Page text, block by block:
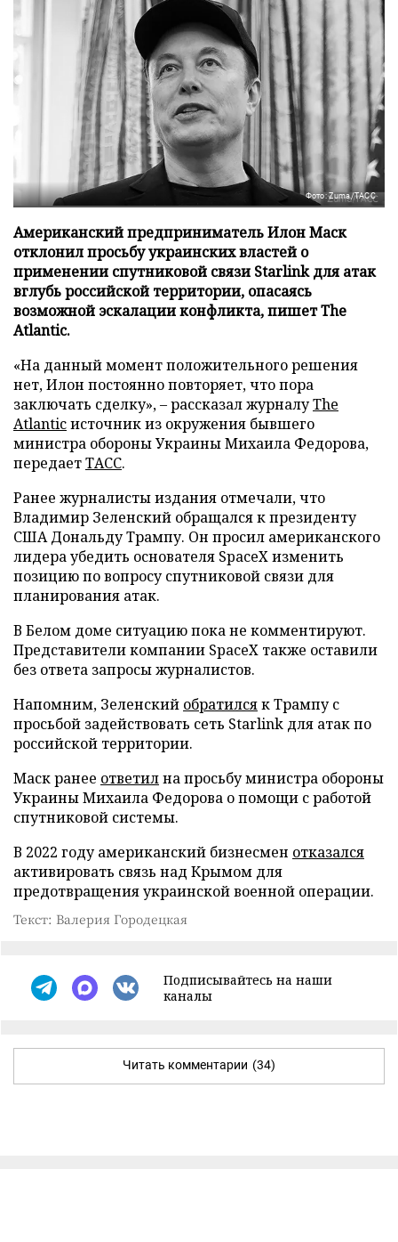
Фото: Zuma/ТАСС
Американский предприниматель Илон Маск
отклонил просьбу украинских властей о
применении спутниковой связи Starlink для атак
вглубь российской территории, опасаясь
возможной эскалации конфликта, пишет The
Atlantic.
«На данный момент положительного решения
нет, Илон постоянно повторяет, что пора
заключать сделку», – рассказал журналуThe
Atlanticисточник из окружения бывшего
министра обороны Украины Михаила Федорова,
передаетТАСС.
Ранее журналисты издания отмечали, что
Владимир Зеленский обращался к президенту
США Дональду Трампу. Он просил американского
лидера убедить основателя SpaceX изменить
позицию по вопросу спутниковой связи для
планирования атак.
В Белом доме ситуацию пока не комментируют.
Представители компании SpaceX также оставили
без ответа запросы журналистов.
Напомним, Зеленский обратилсяк Трампу с
просьбой задействовать сеть Starlink для атак по
российской территории.
Маск ранее ответилна просьбу министра обороны
Украины Михаила Федорова о помощи с работой
спутниковой системы.
В 2022 году американский бизнесмен отказался
активировать связь над Крымом для
предотвращения украинской военной операции.
Текст: Валерия Городецкая
Подписывайтесь на наши
каналы
Читать комментарии (34)